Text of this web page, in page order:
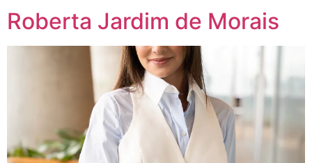
Roberta Jardim de Morais